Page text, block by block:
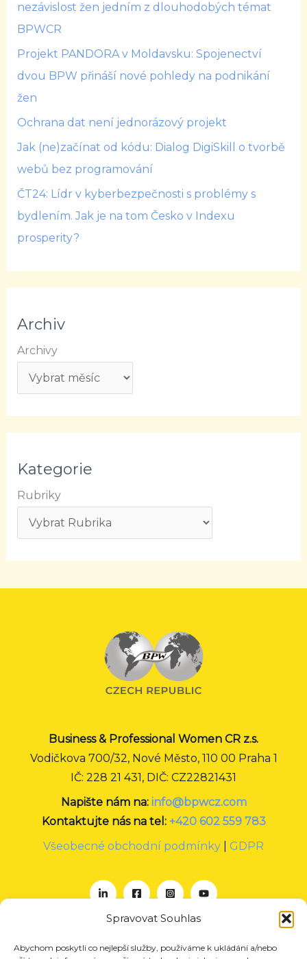
Spravovat Souhlas
Abychom poskytli co nejlepší služby, používáme k ukládání a/nebo
nezávislost žen jedním z dlouhodobých témat
BPWCR
Projekt PANDORA v Moldavsku: Spojenectví
dvou BPW přináší nové pohledy na podnikání
žen
Ochrana dat není jednorázový projekt
Jak (ne)začínat od kódu: Dialog DigiSkill o tvorbě
webů bez programování
ČT24: Lídr v kyberbezpečnosti s problémy s
bydlením. Jak je na tom Česko v Indexu
prosperity?
Archiv
Archivy
Kategorie
Rubriky
Business & Professional Women CR z.s.
Vodičkova 700/32, Nové Město, 110 00 Praha 1
IČ: 228 21 431, DIČ: CZ22821431
Napište nám na: info@bpwcz.com
Kontaktujte nás na tel: +420 602 559 783
Všeobecné obchodní podmínky
GDPR
O nás